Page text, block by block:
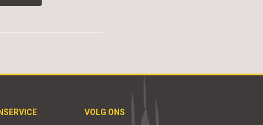
VOLG ONS